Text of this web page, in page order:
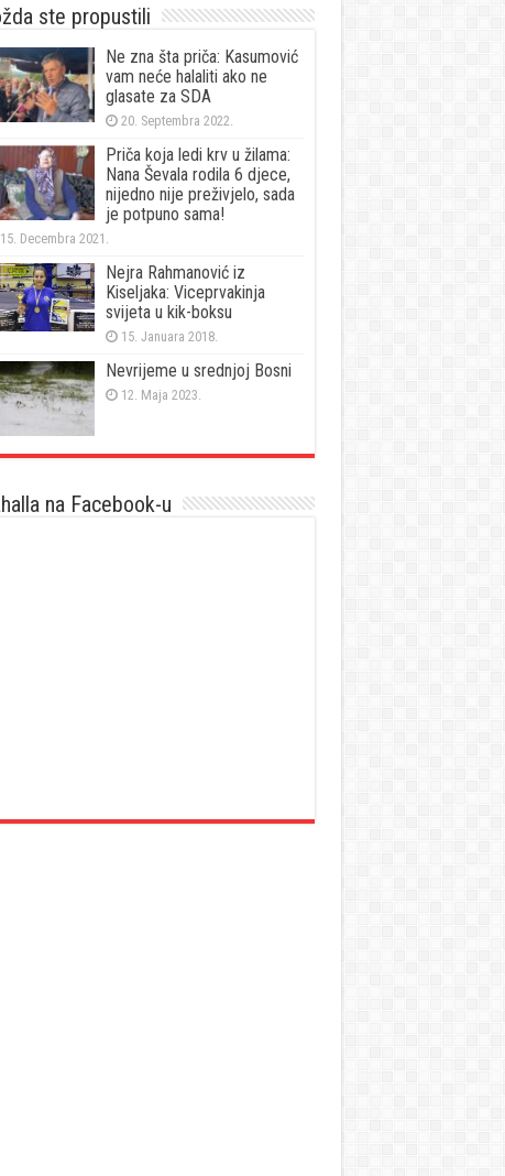
ste propustili
Ne zna šta priča: Kasumović
vam neće halaliti ako ne
glasate za SDA
20. Septembra 2022.
Priča koja ledi krv u žilama:
Nana Ševala rodila 6 djece,
nijedno nije preživjelo, sada
je potpuno sama!
15. Decembra 2021.
Nejra Rahmanović iz
Kiseljaka: Viceprvakinja
svijeta u kik-boksu
15. Januara 2018.
Nevrijeme u srednjoj Bosni
12. Maja 2023.
na Facebook-u